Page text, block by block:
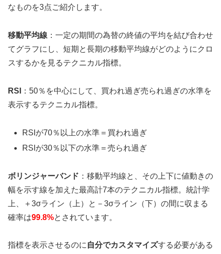
なものを3点ご紹介します。
移動平均線 ：一定の期間の為替の終値の平均を結び合わせ
てグラフにし、短期と長期の移動平均線がどのようにクロ
スするかを見るテクニカル指標。
RSI
：50％を中心にして、買われ過ぎ売られ過ぎの水準を
表示するテクニカル指標。
RSIが70％以上の水準＝買われ過ぎ
RSIが30％以下の水準＝売られ過ぎ
ボリンジャーバンド ：移動平均線と、その上下に値動きの
幅を示す線を加えた最高計7本のテクニカル指標。統計学
上、＋3σライン（上）と－3σライン（下）の間に収まる
確率は99.8%とされています。
指標を表示させるのに 自分でカスタマイズする必要がある